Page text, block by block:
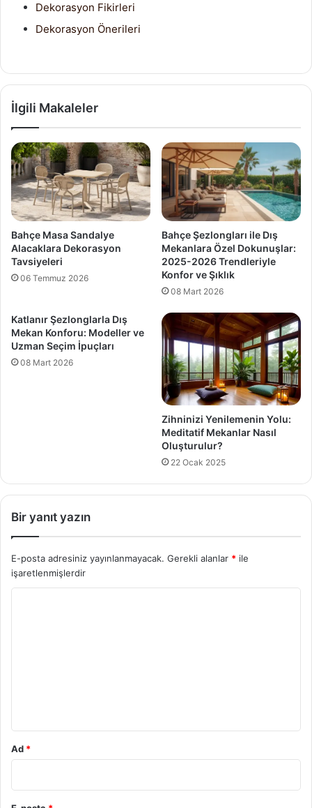
Dekorasyon Fikirleri
Dekorasyon Önerileri
İlgili Makaleler
Bahçe Masa Sandalye
Alacaklara Dekorasyon
Tavsiyeleri
06 Temmuz 2026
Bahçe Şezlongları ile Dış
Mekanlara Özel Dokunuşlar:
2025-2026 Trendleriyle
Konfor ve Şıklık
08 Mart 2026
Katlanır Şezlonglarla Dış
Mekan Konforu: Modeller ve
Uzman Seçim İpuçları
08 Mart 2026
Zihninizi Yenilemenin Yolu:
Meditatif Mekanlar Nasıl
Oluşturulur?
22 Ocak 2025
Bir yanıt yazın
E-posta adresiniz yayınlanmayacak. Gerekli alanlar * ile
işaretlenmişlerdir
Ad *